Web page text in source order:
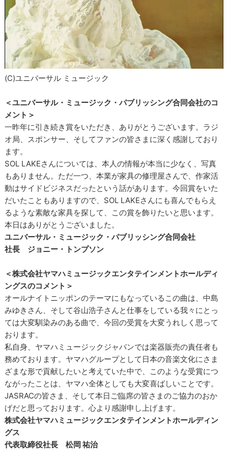
(C)ユニバーサル ミュージック
＜ユニバーサル・ミュージック・パブリッシング合同会社のコ
メント＞
一昨年に引き続き賞をいただき、ありがとうございます。ラジ
オ局、スポンサー、そしてファンの皆さまに深く感謝しており
ます。
SOL LAKEさんについては、本人の情報が本当に少なく、写真
もありません。ただ一つ、本業が家具の修理屋さんで、作家活
動はサイドビジネスだったという話があります。今回賞をいた
だいたこともありますので、SOL LAKEさんにも喜んでもらえ
るような素敵な家具を探して、この賞を飾りたいと思います。
本日はありがとうございました。
ユニバーサル・ミュージック・パブリッシング合同会社
社長 ジョニー・トンプソン
＜株式会社ヤマハミュージックエンタテインメントホールディ
ングスのコメント＞
オールナイトニッポンのテーマにもなっているこの曲は、中島
みゆきさん、そして谷山浩子さんと仕事をしている我々にとっ
ては大変馴染みのある曲で、今回の受賞を大変うれしく思って
おります。
私自身、ヤマハミュージックジャパンでは楽器販売の責任者も
務めております。ヤマハグループとして日本の音楽文化にさま
ざまな形で貢献したいと考えていた中で、このような受賞につ
ながったことは、ヤマハ全体としても大変喜ばしいことです。
JASRACの皆さま、そして本日ご臨席の皆さまのご協力のおか
げだと思っております。心より感謝申し上げます。
株式会社ヤマハミュージックエンタテインメントホールディン
グス
代表取締役社長 松岡 祐治